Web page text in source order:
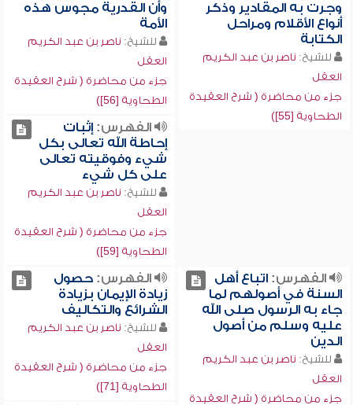
وجرت به المقادير وذكر
أنواع الأقلام ومراحل
الكتابة
للشيخ: ناصر بن عبد الكريم
العقل
جزء من محاضرة ( شرح العقيدة
الطحاوية [55])
وأن القدرية مجوس هذه
الأمة
للشيخ: ناصر بن عبد الكريم
العقل
جزء من محاضرة ( شرح العقيدة
الطحاوية [56])
الفهرس:إثبات
إحاطة الله تعالى بكل
شيء وفوقيته تعالى
على كل شيء
للشيخ: ناصر بن عبد الكريم
العقل
جزء من محاضرة ( شرح العقيدة
الطحاوية [59])
الفهرس:اتباع أهل
السنة في أصولهم لما
جاء به الرسول صلى الله
عليه وسلم من أصول
الدين
للشيخ: ناصر بن عبد الكريم
العقل
جزء من محاضرة ( شرح العقيدة
الفهرس:حصول
زيادة الإيمان بزيادة
الشرائع والتكاليف
للشيخ: ناصر بن عبد الكريم
العقل
جزء من محاضرة ( شرح العقيدة
الطحاوية [71])